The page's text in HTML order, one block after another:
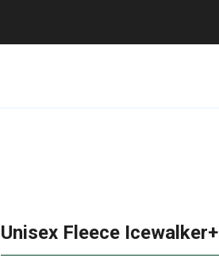
Unisex Fleece Icewalker+